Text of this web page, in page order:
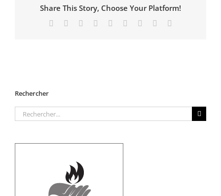
Share This Story, Choose Your Platform!
Facebook Reddit LinkedInWhatsApp
TumblrPinterest
Rechercher
Rechercher: